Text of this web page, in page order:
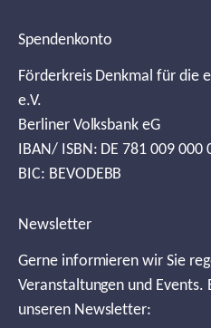
Spendenkonto
Förderkreis Denkmal für die
e.V.
Berliner Volksbank eG
IBAN/ ISBN: DE 781 009 000
BIC: BEVODEBB
Newsletter
Gerne informieren wir Sie
Veranstaltungen und Events.
unseren Newsletter: